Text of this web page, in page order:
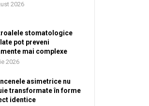
2026
stomatologice
pot preveni
mai complexe
2026
asimetrice nu
transformate în forme
identice